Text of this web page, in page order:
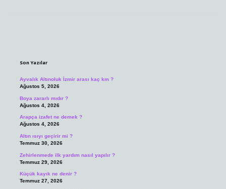
Son Yazılar
Ayvalık Altınoluk İzmir arası kaç km ?
Ağustos 5, 2026
Boya zararlı mıdır ?
Ağustos 4, 2026
Arapça izafet ne demek ?
Ağustos 4, 2026
Altın ısıyı geçirir mi ?
Temmuz 30, 2026
Zehirlenmede ilk yardım nasıl yapılır ?
Temmuz 29, 2026
Küçük kayık ne denir ?
Temmuz 27, 2026